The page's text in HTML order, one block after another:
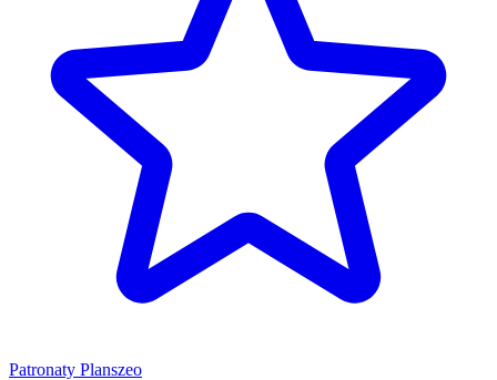
Patronaty Planszeo